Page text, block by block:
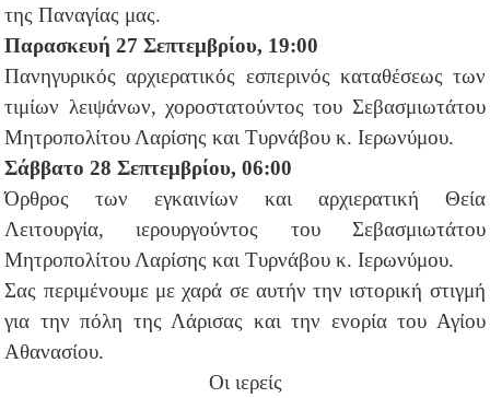
της Παναγίας μας.
Παρασκευή 27 Σεπτεμβρίου, 19:00
Πανηγυρικός αρχιερατικός εσπερινός καταθέσεως των
τιμίων λειψάνων, χοροστατούντος του Σεβασμιωτάτου
Μητροπολίτου Λαρίσης και Τυρνάβου κ. Ιερωνύμου.
Σάββατο 28 Σεπτεμβρίου, 06:00
Όρθρος των εγκαινίων και αρχιερατική Θεία
Λειτουργία, ιερουργούντος του Σεβασμιωτάτου
Μητροπολίτου Λαρίσης και Τυρνάβου κ. Ιερωνύμου.
Σας περιμένουμε με χαρά σε αυτήν την ιστορική στιγμή
για την πόλη της Λάρισας και την ενορία του Αγίου
Αθανασίου.
Οι ιερείς